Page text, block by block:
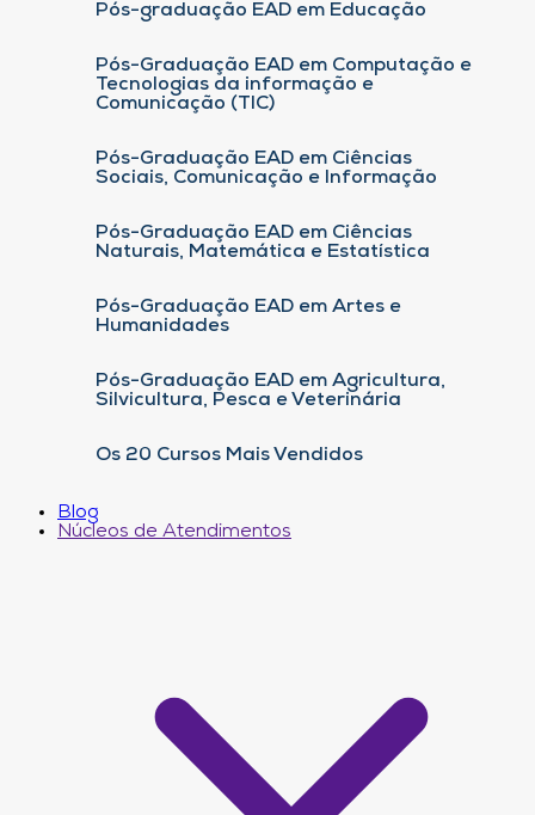
Pós-graduação EAD em Educação
Pós-Graduação EAD em Computação e
Tecnologias da informação e
Comunicação (TIC)
Pós-Graduação EAD em Ciências
Sociais, Comunicação e Informação
Pós-Graduação EAD em Ciências
Naturais, Matemática e Estatística
Pós-Graduação EAD em Artes e
Humanidades
Pós-Graduação EAD em Agricultura,
Silvicultura, Pesca e Veterinária
Os 20 Cursos Mais Vendidos
Blog
Núcleos de Atendimentos